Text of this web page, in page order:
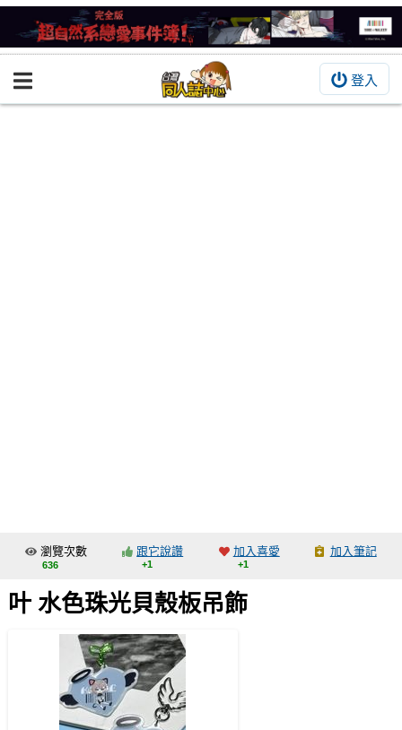
登入
BOOKY書集倉庫
交流中心
攤位轉讓區
會員中心
註冊會員
登入
瀏覽次數
636
跟它說讚
+1
加入喜愛
+1
加入筆記
叶 水色珠光貝殼板吊飾